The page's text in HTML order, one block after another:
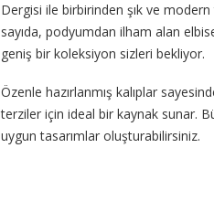
Dergisi ile birbirinden şık ve
sayıda, podyumdan ilham alan
geniş bir koleksiyon sizleri bekliyor.
Özenle hazırlanmış kalıplar
terziler için ideal bir kaynak sunar.
uygun tasarımlar oluşturabilirsiniz.